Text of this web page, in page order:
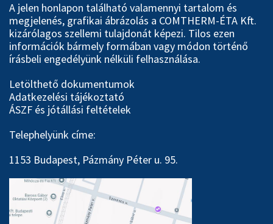
A jelen honlapon található valamennyi tartalom és
megjelenés, grafikai ábrázolás a COMTHERM-ÉTA Kft.
kizárólagos szellemi tulajdonát képezi. Tilos ezen
információk bármely formában vagy módon történő
írásbeli engedélyünk nélküli felhasználása.
Letölthető dokumentumok
Adatkezelési tájékoztató
ÁSZF és jótállási feltételek
Telephelyünk címe:
1153 Budapest, Pázmány Péter u. 95.